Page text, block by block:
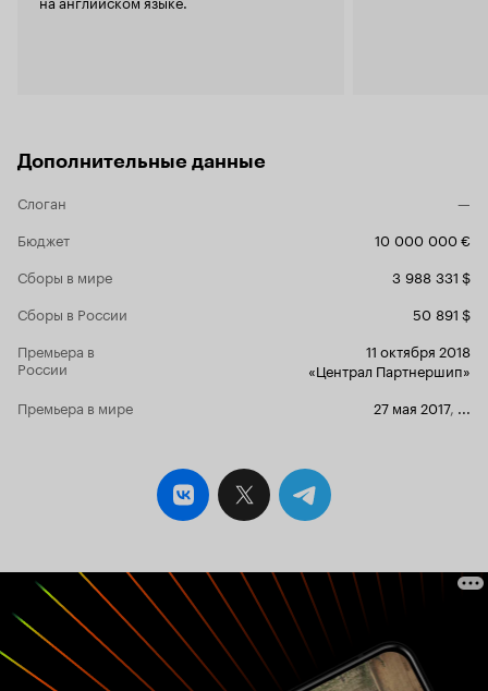
точно
Дополнительные данные
Слоган
—
Бюджет
10 000 000 €
Сборы в мире
3 988 331 $
Сборы в России
50 891 $
Премьера в
России
11 октября 2018
«Централ Партнершип»
Премьера в мире
27 мая 2017,